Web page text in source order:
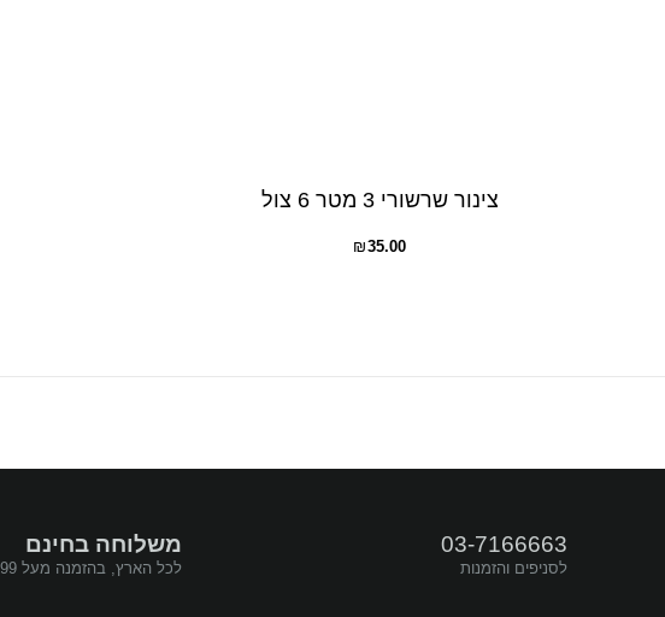
צינור שרשורי 3 מטר 6 צול
₪35.00
03-7166663
לסניפים והזמנות
משלוחה בחינם
לכל הארץ, בהזמנה מעל ₪299